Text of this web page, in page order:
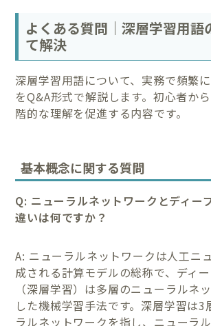
よくある質問｜深層学習用語
て解決
深層学習用語について、実務で頻繁
をQ&A形式で解説します。初心者か
階的な理解を促進する内容です。
基本概念に関する質問
Q: ニューラルネットワークとディー
違いは何ですか？
A: ニューラルネットワークは人工ニ
成される計算モデルの総称で、ディ
（深層学習）は多層のニューラルネ
した機械学習手法です。深層学習は3
ラルネットワークを指し、ニューラ